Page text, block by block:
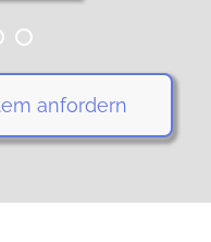
anfordern